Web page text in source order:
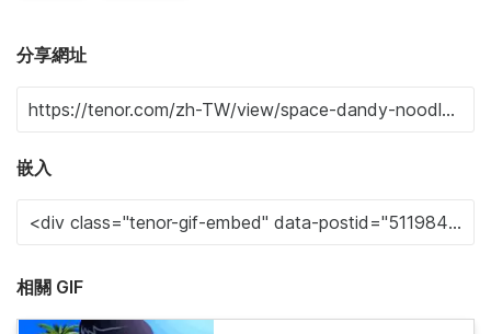
分享網址
嵌入
相關 GIF